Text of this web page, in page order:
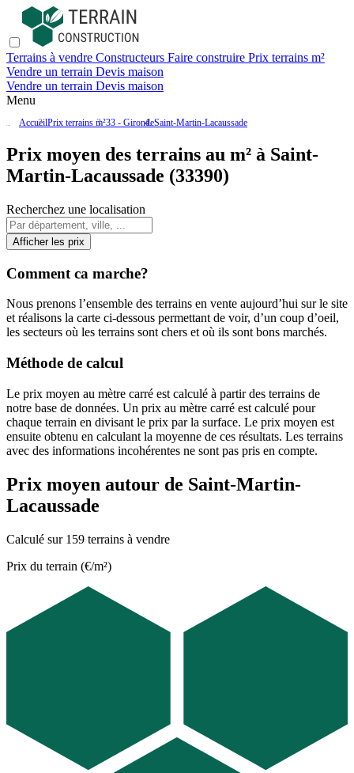
Terrains à vendre Constructeurs Faire construire Prix terrains m²
Vendre un terrain Devis maison
Vendre un terrain Devis maison
Menu
AccueilPrix terrains m²33 - GirondeSaint-Martin-Lacaussade
Prix moyen des terrains au m² à Saint-
Martin-Lacaussade (33390)
Recherchez une localisation
Afficher les prix
Comment ca marche?
Nous prenons l’ensemble des terrains en vente aujourd’hui sur le site
et réalisons la carte ci-dessous permettant de voir, d’un coup d’oeil,
les secteurs où les terrains sont chers et où ils sont bons marchés.
Méthode de calcul
Le prix moyen au mètre carré est calculé à partir des terrains de
notre base de données. Un prix au mètre carré est calculé pour
chaque terrain en divisant le prix par la surface. Le prix moyen est
ensuite obtenu en calculant la moyenne de ces résultats. Les terrains
avec des informations incohérentes ne sont pas pris en compte.
Prix moyen autour de Saint-Martin-
Lacaussade
Calculé sur 159 terrains à vendre
Prix du terrain (€/m²)